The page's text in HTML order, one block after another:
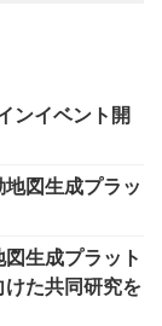
ンイベント開
図生成プラッ
生成プラット
た共同研究を